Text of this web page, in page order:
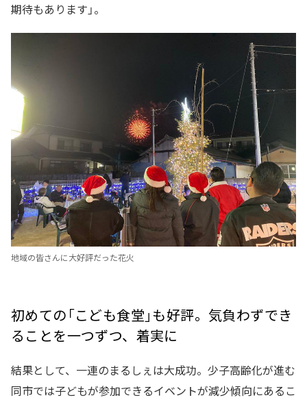
期待もあります」。
地域の皆さんに大好評だった花火
初めての「こども食堂」も好評。気負わずでき
ることを一つずつ、着実に
結果として、一連のまるしぇは大成功。少子高齢化が進む
同市では子どもが参加できるイベントが減少傾向にあるこ